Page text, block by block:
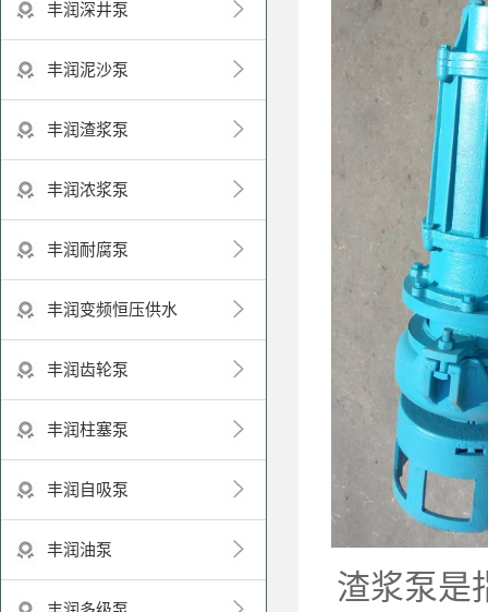
丰润深井泵
丰润泥沙泵
丰润渣浆泵
丰润浓浆泵
丰润耐腐泵
丰润变频恒压供水
丰润齿轮泵
丰润柱塞泵
丰润自吸泵
丰润油泵
渣浆泵是